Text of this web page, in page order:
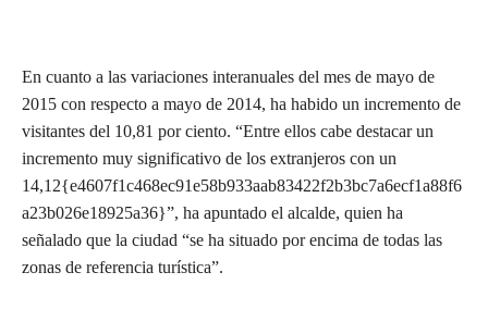
En cuanto a las variaciones interanuales del mes de mayo de
2015 con respecto a mayo de 2014, ha habido un incremento de
visitantes del 10,81 por ciento. “Entre ellos cabe destacar un
incremento muy significativo de los extranjeros con un
14,12{e4607f1c468ec91e58b933aab83422f2b3bc7a6ecf1a88f6
a23b026e18925a36}”, ha apuntado el alcalde, quien ha
señalado que la ciudad “se ha situado por encima de todas las
zonas de referencia turística”.